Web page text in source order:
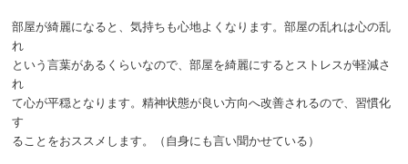
部屋が綺麗になると、気持ちも心地よくなります。部屋の乱れは心の乱
れ
という言葉があるくらいなので、部屋を綺麗にするとストレスが軽減さ
れ
て心が平穏となります。精神状態が良い方向へ改善されるので、習慣化
す
ることをおススメします。（自身にも言い聞かせている）